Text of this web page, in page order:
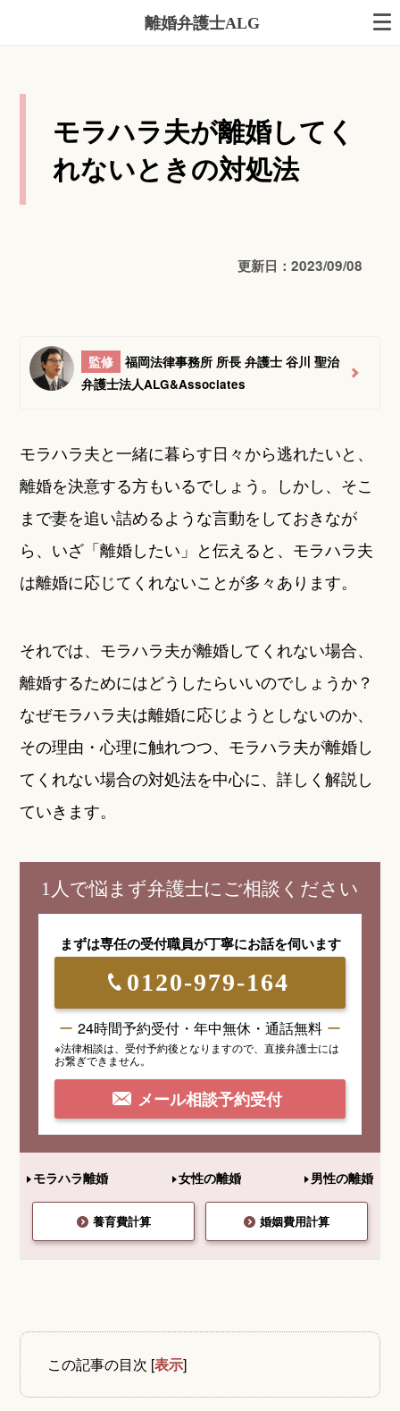
離婚弁護士ALG
モラハラ夫が離婚してく
れないときの対処法
更新日：2023/09/08
監修
福岡法律事務所 所長 弁護士 谷川 聖治
弁護士法人ALG&Associates
モラハラ夫と一緒に暮らす日々から逃れたいと、
離婚を決意する方もいるでしょう。しかし、そこ
まで妻を追い詰めるような言動をしておきなが
ら、いざ「離婚したい」と伝えると、モラハラ夫
は離婚に応じてくれないことが多々あります。
それでは、モラハラ夫が離婚してくれない場合、
離婚するためにはどうしたらいいのでしょうか？
なぜモラハラ夫は離婚に応じようとしないのか、
その理由・心理に触れつつ、モラハラ夫が離婚し
てくれない場合の対処法を中心に、詳しく解説し
ていきます。
1人で悩まず弁護士にご相談ください
まずは専任の受付職員が丁寧にお話を伺います
0120-979-164
24時間予約受付・年中無休・通話無料
※法律相談は、受付予約後となりますので、 直接弁護士には
お繋ぎできません。
メール相談予約受付
モラハラ離婚 女性の離婚 男性の離婚
養育費計算 婚姻費用計算
この記事の目次 [表示]